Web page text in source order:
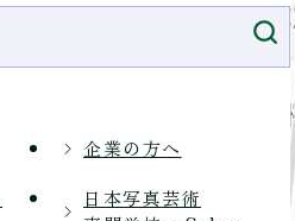
企業の方へ
日本写真芸術